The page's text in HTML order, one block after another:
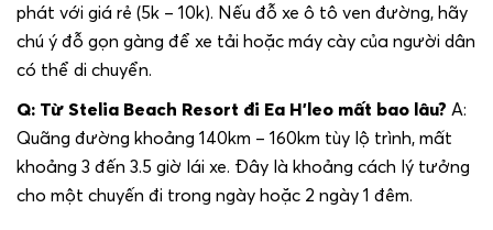
phát với giá rẻ (5k – 10k). Nếu đỗ xe ô tô ven đường, hãy
chú ý đỗ gọn gàng để xe tải hoặc máy cày của người dân
có thể di chuyển.
Q: Từ Stelia Beach Resort đi Ea H’leo mất bao lâu? A:
Quãng đường khoảng 140km – 160km tùy lộ trình, mất
khoảng 3 đến 3.5 giờ lái xe. Đây là khoảng cách lý tưởng
cho một chuyến đi trong ngày hoặc 2 ngày 1 đêm.